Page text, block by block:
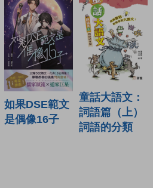
如果DSE範文
是偶像16子
童話大語文：
詞語篇（上）
詞語的分類